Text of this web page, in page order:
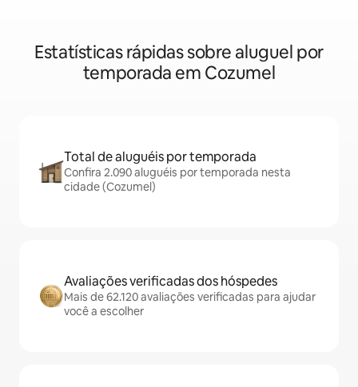
Estatísticas rápidas sobre aluguel por
temporada em Cozumel
Total de aluguéis por temporada
Confira 2.090 aluguéis por temporada nesta
cidade (Cozumel)
Avaliações verificadas dos hóspedes
Mais de 62.120 avaliações verificadas para ajudar
você a escolher